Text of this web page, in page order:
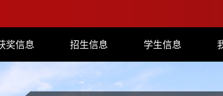
奖信息 招生信息 学生信息